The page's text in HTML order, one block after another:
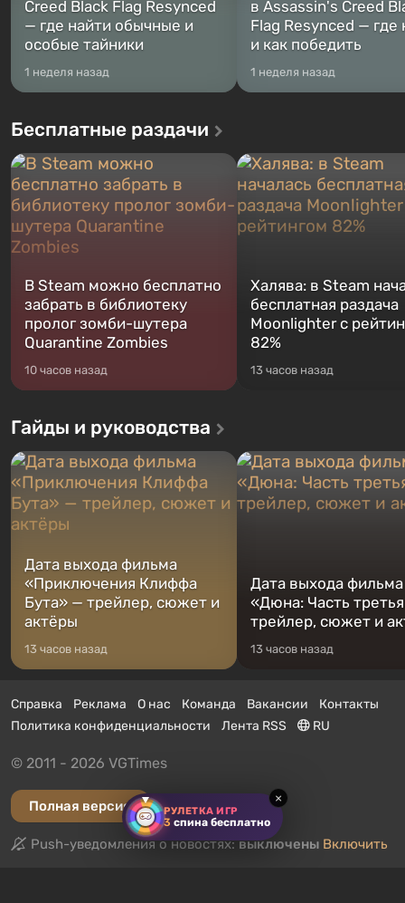
РУЛЕТКА ИГР
3 спина бесплатно
×
Creed Black Flag Resynced
— где найти обычные и
особые тайники
1 неделя назад
в Assassin's Creed
Flag Resynced — где
и как победить
1 неделя назад
Бесплатные раздачи
В Steam можно бесплатно
забрать в библиотеку
пролог зомби-шутера
Quarantine Zombies
10 часов назад
Халява: в Steam
бесплатная раздача
Moonlighter с
82%
13 часов назад
Гайды и руководства
Дата выхода фильма
«Приключения Клиффа
Бута» — трейлер, сюжет и
актёры
13 часов назад
Дата выхода фильма
«Дюна: Часть
трейлер, сюжет и
13 часов назад
Справка Реклама О нас Команда Вакансии
Контакты
Политика конфиденциальности
Лента RSS RU
© 2011 - 2026 VGTimes
Полная версия
Push-уведомления о новостях:выключены Включить